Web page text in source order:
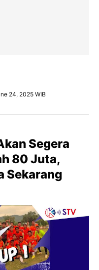
24, 2025 WIB
Segera
80 Juta,
Sekarang